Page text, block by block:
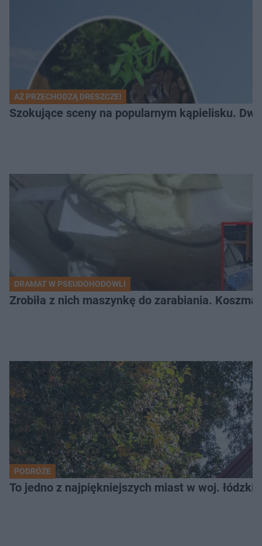
AŻ PRZECHODZĄ DRESZCZE!
Szokujące sceny na popularnym kąpielisku.
DRAMAT W PSEUDOHODOWLI
Zrobiła z nich maszynkę do zarabiania.
PODRÓŻE
To jedno z najpiękniejszych miast w woj.